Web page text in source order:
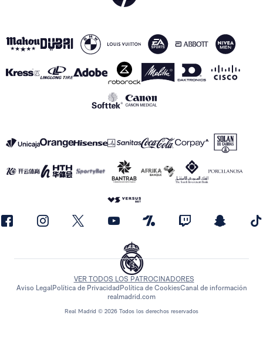
Real Madrid © 2026 Todos los derechos reservados
VER TODOS LOS PATROCINADORES
Aviso LegalPolítica de Privacidad Política de CookiesCanal de información
realmadrid.com